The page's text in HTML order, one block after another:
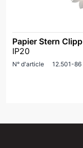
Papier Stern Clipp
IP20
N° d'article 12.501-86